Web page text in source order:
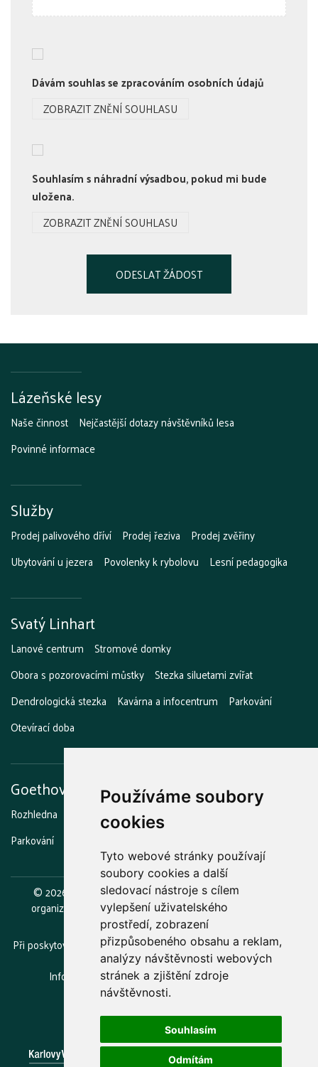
Používáme soubory
cookies
Tyto webové stránky používají
soubory cookies a další
sledovací nástroje s cílem
vylepšení uživatelského
prostředí, zobrazení
přizpůsobeného obsahu a reklam,
analýzy návštěvnosti webových
stránek a zjištění zdroje
návštěvnosti.
Souhlasím
Odmítám
Dávám souhlas se zpracováním osobních údajů
ZOBRAZIT ZNĚNÍ SOUHLASU
Souhlasím s náhradní výsadbou, pokud mi bude
uložena.
ZOBRAZIT ZNĚNÍ SOUHLASU
Lázeňské lesy
Naše činnost Nejčastější dotazy návštěvníků lesa
Povinné informace
Služby
Prodej palivového dříví Prodej řeziva
Prodej zvěřiny
Ubytování u jezera
Povolenky k rybolovu Lesní pedagogika
Svatý Linhart
Lanové centrum Stromové domky
Obora s pozorovacími můstky Stezka siluetami zvířat
Dendrologická stezka
Kavárna a infocentrum
Parkování
Otevírací doba
Goethova vyhlídka
Rozhledna Stezka strašidel Grilování a opékání
Parkování
©2026
Lázeňské lesy a parky Karlovy Vary, příspěvková
organizace.
Zřizovatelem je statutární město Karlovy Vary.
Při poskytování služeb nám pomáhají soubory cookie. Používáním
webu vyjadřujete souhlas.
Informace o zpracovávání osobních údajů